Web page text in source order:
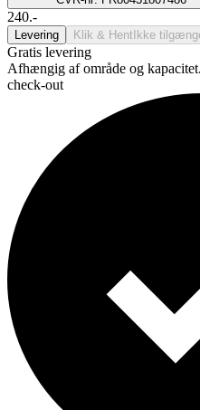
240.-
Levering Klik & Hent Ikke
Gratis levering
Afhængig af område og
check-out